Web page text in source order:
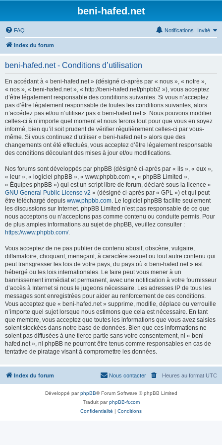
beni-hafed.net
FAQ Invité
Notifications
Index du forum
beni-hafed.net - Conditions d’utilisation
En accédant à « beni-hafed.net » (désigné ci-après par « nous », « notre »,
« nos », « beni-hafed.net », « http://beni-hafed.net/phpbb2 »), vous acceptez
d’être légalement responsable des conditions suivantes. Si vous n’acceptez
pas d’être légalement responsable de toutes les conditions suivantes, alors
n’accédez pas et/ou n’utilisez pas « beni-hafed.net ». Nous pouvons modifier
celles-ci à n’importe quel moment et nous ferons tout pour que vous en soyez
informé, bien qu’il soit prudent de vérifier régulièrement celles-ci par vous-
même. Si vous continuez d’utiliser « beni-hafed.net » alors que des
changements ont été effectués, vous acceptez d’être légalement responsable
des conditions découlant des mises à jour et/ou modifications.
Nos forums sont développés par phpBB (désigné ci-après par « ils », « eux »,
« leur », « logiciel phpBB », « www.phpbb.com », « phpBB Limited »,
« Équipes phpBB ») qui est un script libre de forum, déclaré sous la licence «
GNU General Public License v2 » (désigné ci-après par « GPL ») et qui peut
être téléchargé depuis www.phpbb.com. Le logiciel phpBB facilite seulement
les discussions sur Internet. phpBB Limited n’est pas responsable de ce que
nous acceptons ou n’acceptons pas comme contenu ou conduite permis. Pour
de plus amples informations au sujet de phpBB, veuillez consulter :
https://www.phpbb.com/.
Vous acceptez de ne pas publier de contenu abusif, obscène, vulgaire,
diffamatoire, choquant, menaçant, à caractère sexuel ou tout autre contenu qui
peut transgresser les lois de votre pays, du pays où « beni-hafed.net » est
hébergé ou les lois internationales. Le faire peut vous mener à un
bannissement immédiat et permanent, avec une notification à votre fournisseur
d’accès à Internet si nous le jugeons nécessaire. Les adresses IP de tous les
messages sont enregistrées pour aider au renforcement de ces conditions.
Vous acceptez que « beni-hafed.net » supprime, modifie, déplace ou verrouille
n’importe quel sujet lorsque nous estimons que cela est nécessaire. En tant
que membre, vous acceptez que toutes les informations que vous avez saisies
soient stockées dans notre base de données. Bien que ces informations ne
soient pas diffusées à une tierce partie sans votre consentement, ni « beni-
hafed.net », ni phpBB ne pourront être tenus comme responsables en cas de
tentative de piratage visant à compromettre les données.
Index du forum Heures au format UTC
Nous contacter
Développé parphpBB® Forum Software © phpBB Limited
Traduit parphpBB-fr.com
Confidentialité | Conditions